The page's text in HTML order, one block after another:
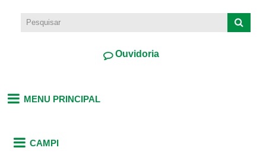
Ouvidoria
MENU PRINCIPAL
CAMPI